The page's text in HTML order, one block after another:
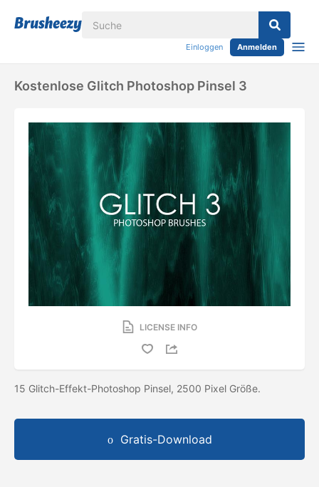
Einloggen Anmelden
Kostenlose Glitch Photoshop Pinsel 3
LICENSE INFO
15 Glitch-Effekt-Photoshop Pinsel, 2500 Pixel Größe.
Gratis-Download